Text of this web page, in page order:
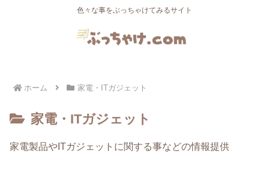
色々な事をぶっちゃけてみるサイト
ホーム 家電・ITガジェット
家電・ITガジェット
家電製品やITガジェットに関する事などの情報提供